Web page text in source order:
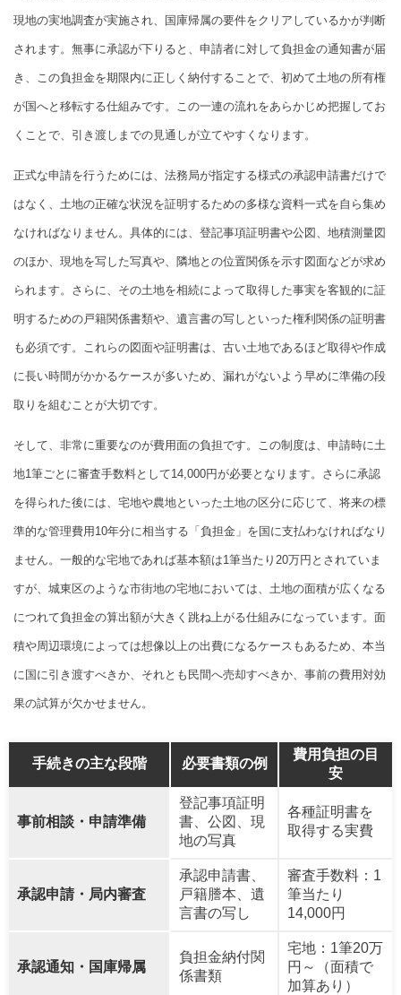
現地の実地調査が実施され、国庫帰属の要件をクリアしているかが判断
されます。無事に承認が下りると、申請者に対して負担金の通知書が届
き、この負担金を期限内に正しく納付することで、初めて土地の所有権
が国へと移転する仕組みです。この一連の流れをあらかじめ把握してお
くことで、引き渡しまでの見通しが立てやすくなります。
正式な申請を行うためには、法務局が指定する様式の承認申請書だけで
はなく、土地の正確な状況を証明するための多様な資料一式を自ら集め
なければなりません。具体的には、登記事項証明書や公図、地積測量図
のほか、現地を写した写真や、隣地との位置関係を示す図面などが求め
られます。さらに、その土地を相続によって取得した事実を客観的に証
明するための戸籍関係書類や、遺言書の写しといった権利関係の証明書
も必須です。これらの図面や証明書は、古い土地であるほど取得や作成
に長い時間がかかるケースが多いため、漏れがないよう早めに準備の段
取りを組むことが大切です。
そして、非常に重要なのが費用面の負担です。この制度は、申請時に土
地1筆ごとに審査手数料として14,000円が必要となります。さらに承認
を得られた後には、宅地や農地といった土地の区分に応じて、将来の標
準的な管理費用10年分に相当する「負担金」を国に支払わなければなり
ません。一般的な宅地であれば基本額は1筆当たり20万円とされていま
すが、城東区のような市街地の宅地においては、土地の面積が広くなる
につれて負担金の算出額が大きく跳ね上がる仕組みになっています。面
積や周辺環境によっては想像以上の出費になるケースもあるため、本当
に国に引き渡すべきか、それとも民間へ売却すべきか、事前の費用対効
果の試算が欠かせません。
手続きの主な段階 必要書類の例
費用負担の目
安
事前相談・申請準備
登記事項証明
書、公図、現
地の写真
各種証明書を
取得する実費
承認申請・局内審査
承認申請書、
戸籍謄本、遺
言書の写し
審査手数料：1
筆当たり
14,000円
承認通知・国庫帰属
負担金納付関
係書類
宅地：1筆20万
円～（面積で
加算あり）